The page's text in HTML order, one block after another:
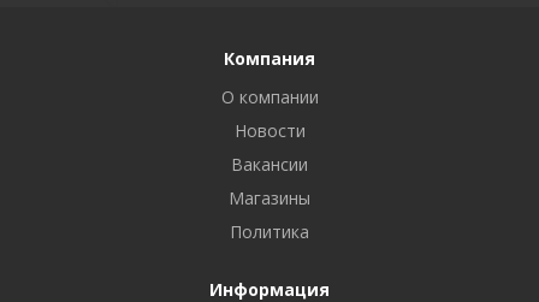
Компания
О компании
Новости
Вакансии
Магазины
Политика
Информация